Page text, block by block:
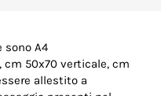
sono A4
50x70 verticale, cm
allestito a